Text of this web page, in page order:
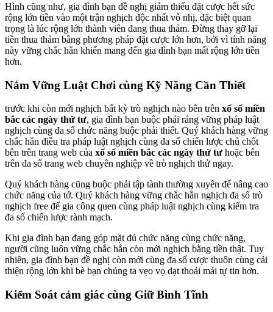
Hình cũng như, gia đình bạn đề nghị giảm thiểu đặt cược hết sức
rộng lớn tiền vào một trận nghịch độc nhất vô nhị, đặc biệt quan
trọng là lúc rộng lớn thành viên đang thua thảm. Đừng thay gỡ lại
tiền thua thảm bằng phương pháp đặt cược lớn hơn, bởi vì tính năng
này vững chắc hẳn khiến mang đến gia đình bạn mất rộng lớn tiền
hơn.
Nắm Vững Luật Chơi cùng Kỹ Năng Cần Thiết
trước khi còn mới nghịch bất kỳ trò nghịch nào bên trên xổ số miền
bắc các ngày thứ tư, gia đình bạn buộc phải ráng vững pháp luật
nghịch cùng đa số chức năng buộc phải thiết. Quý khách hàng vững
chắc hẳn điều tra pháp luật nghịch cùng đa số chiến lược chủ chốt
bên trên trang web của xổ số miền bắc các ngày thứ tư hoặc bên
trên đa số trang web chuyên nghiệp về trò nghịch thử ngay.
Quý khách hàng cũng buộc phải tập tành thường xuyên để nâng cao
chức năng của tớ. Quý khách hàng vững chắc hẳn nghịch đa số trò
nghịch free để gia công quen cùng pháp luật nghịch cùng kiểm tra
đa số chiến lược rành mạch.
Khi gia đình bạn đang góp mặt đủ chức năng cùng chức năng,
người cũng luôn vững chắc hẳn còn mới nghịch bằng tiền thật. Tuy
nhiên, gia đình bạn đề nghị còn mới cùng đa số cược thuôn cùng cải
thiện rộng lớn khi bè bạn chúng ta vẹo vọ dạt thoải mái tự tin hơn.
Kiểm Soát cảm giác cùng Giữ Bình Tĩnh